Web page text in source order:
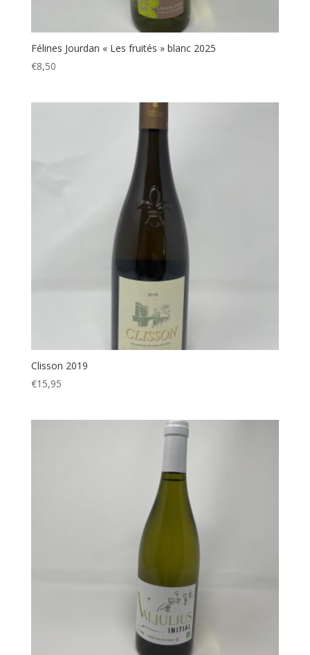
Félines Jourdan « Les fruités » blanc 2025
€8,50
Clisson 2019
€15,95